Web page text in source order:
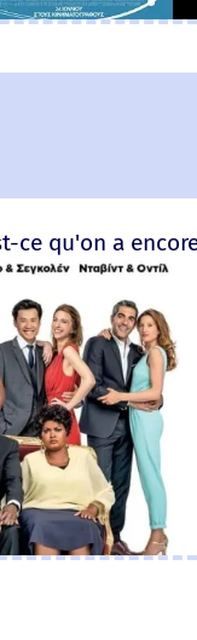
ce qu'on a